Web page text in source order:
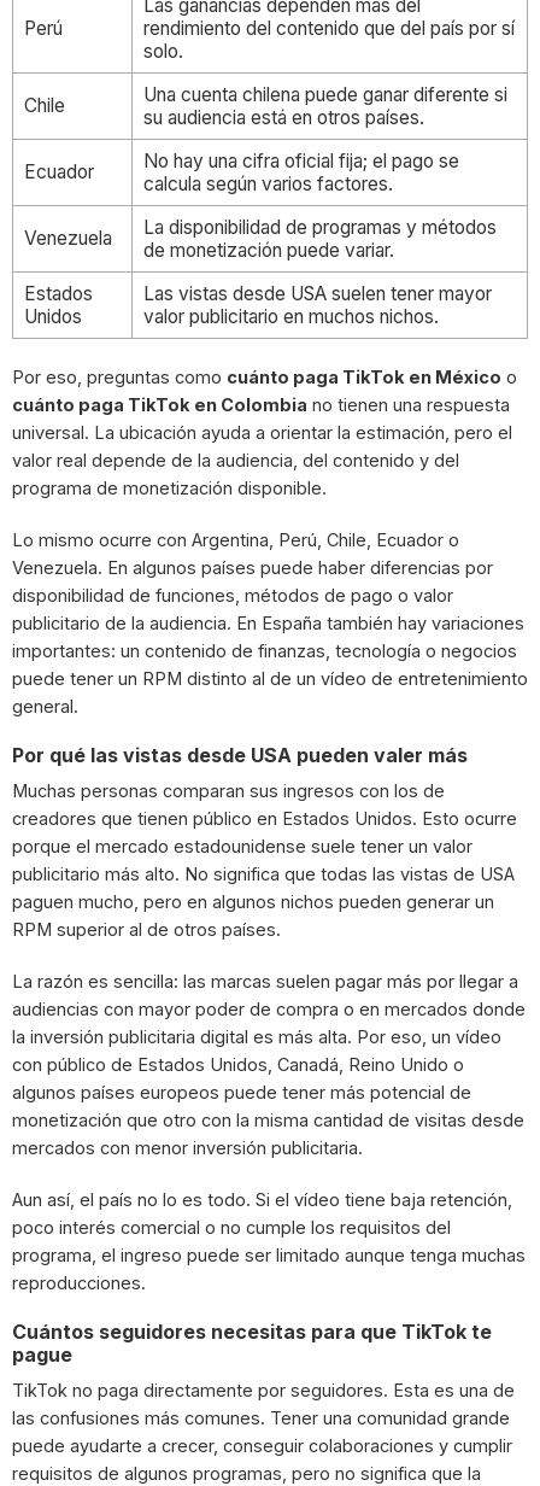
Perú
Las ganancias dependen más del
rendimiento del contenido que del país por sí
solo.
Chile
Una cuenta chilena puede ganar diferente si
su audiencia está en otros países.
Ecuador
No hay una cifra oficial fija; el pago se
calcula según varios factores.
Venezuela
La disponibilidad de programas y métodos
de monetización puede variar.
Estados
Unidos
Las vistas desde USA suelen tener mayor
valor publicitario en muchos nichos.
Por eso, preguntas como cuánto paga TikTok en México o
cuánto paga TikTok en Colombia no tienen una respuesta
universal. La ubicación ayuda a orientar la estimación, pero el
valor real depende de la audiencia, del contenido y del
programa de monetización disponible.
Lo mismo ocurre con Argentina, Perú, Chile, Ecuador o
Venezuela. En algunos países puede haber diferencias por
disponibilidad de funciones, métodos de pago o valor
publicitario de la audiencia. En España también hay variaciones
importantes: un contenido de finanzas, tecnología o negocios
puede tener un RPM distinto al de un vídeo de entretenimiento
general.
Por qué las vistas desde USA pueden valer más
Muchas personas comparan sus ingresos con los de
creadores que tienen público en Estados Unidos. Esto ocurre
porque el mercado estadounidense suele tener un valor
publicitario más alto. No significa que todas las vistas de USA
paguen mucho, pero en algunos nichos pueden generar un
RPM superior al de otros países.
La razón es sencilla: las marcas suelen pagar más por llegar a
audiencias con mayor poder de compra o en mercados donde
la inversión publicitaria digital es más alta. Por eso, un vídeo
con público de Estados Unidos, Canadá, Reino Unido o
algunos países europeos puede tener más potencial de
monetización que otro con la misma cantidad de visitas desde
mercados con menor inversión publicitaria.
Aun así, el país no lo es todo. Si el vídeo tiene baja retención,
poco interés comercial o no cumple los requisitos del
programa, el ingreso puede ser limitado aunque tenga muchas
reproducciones.
Cuántos seguidores necesitas para que TikTok te
pague
TikTok no paga directamente por seguidores. Esta es una de
las confusiones más comunes. Tener una comunidad grande
puede ayudarte a crecer, conseguir colaboraciones y cumplir
requisitos de algunos programas, pero no significa que la